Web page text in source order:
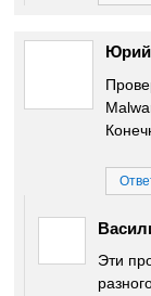
Юрий
Эти